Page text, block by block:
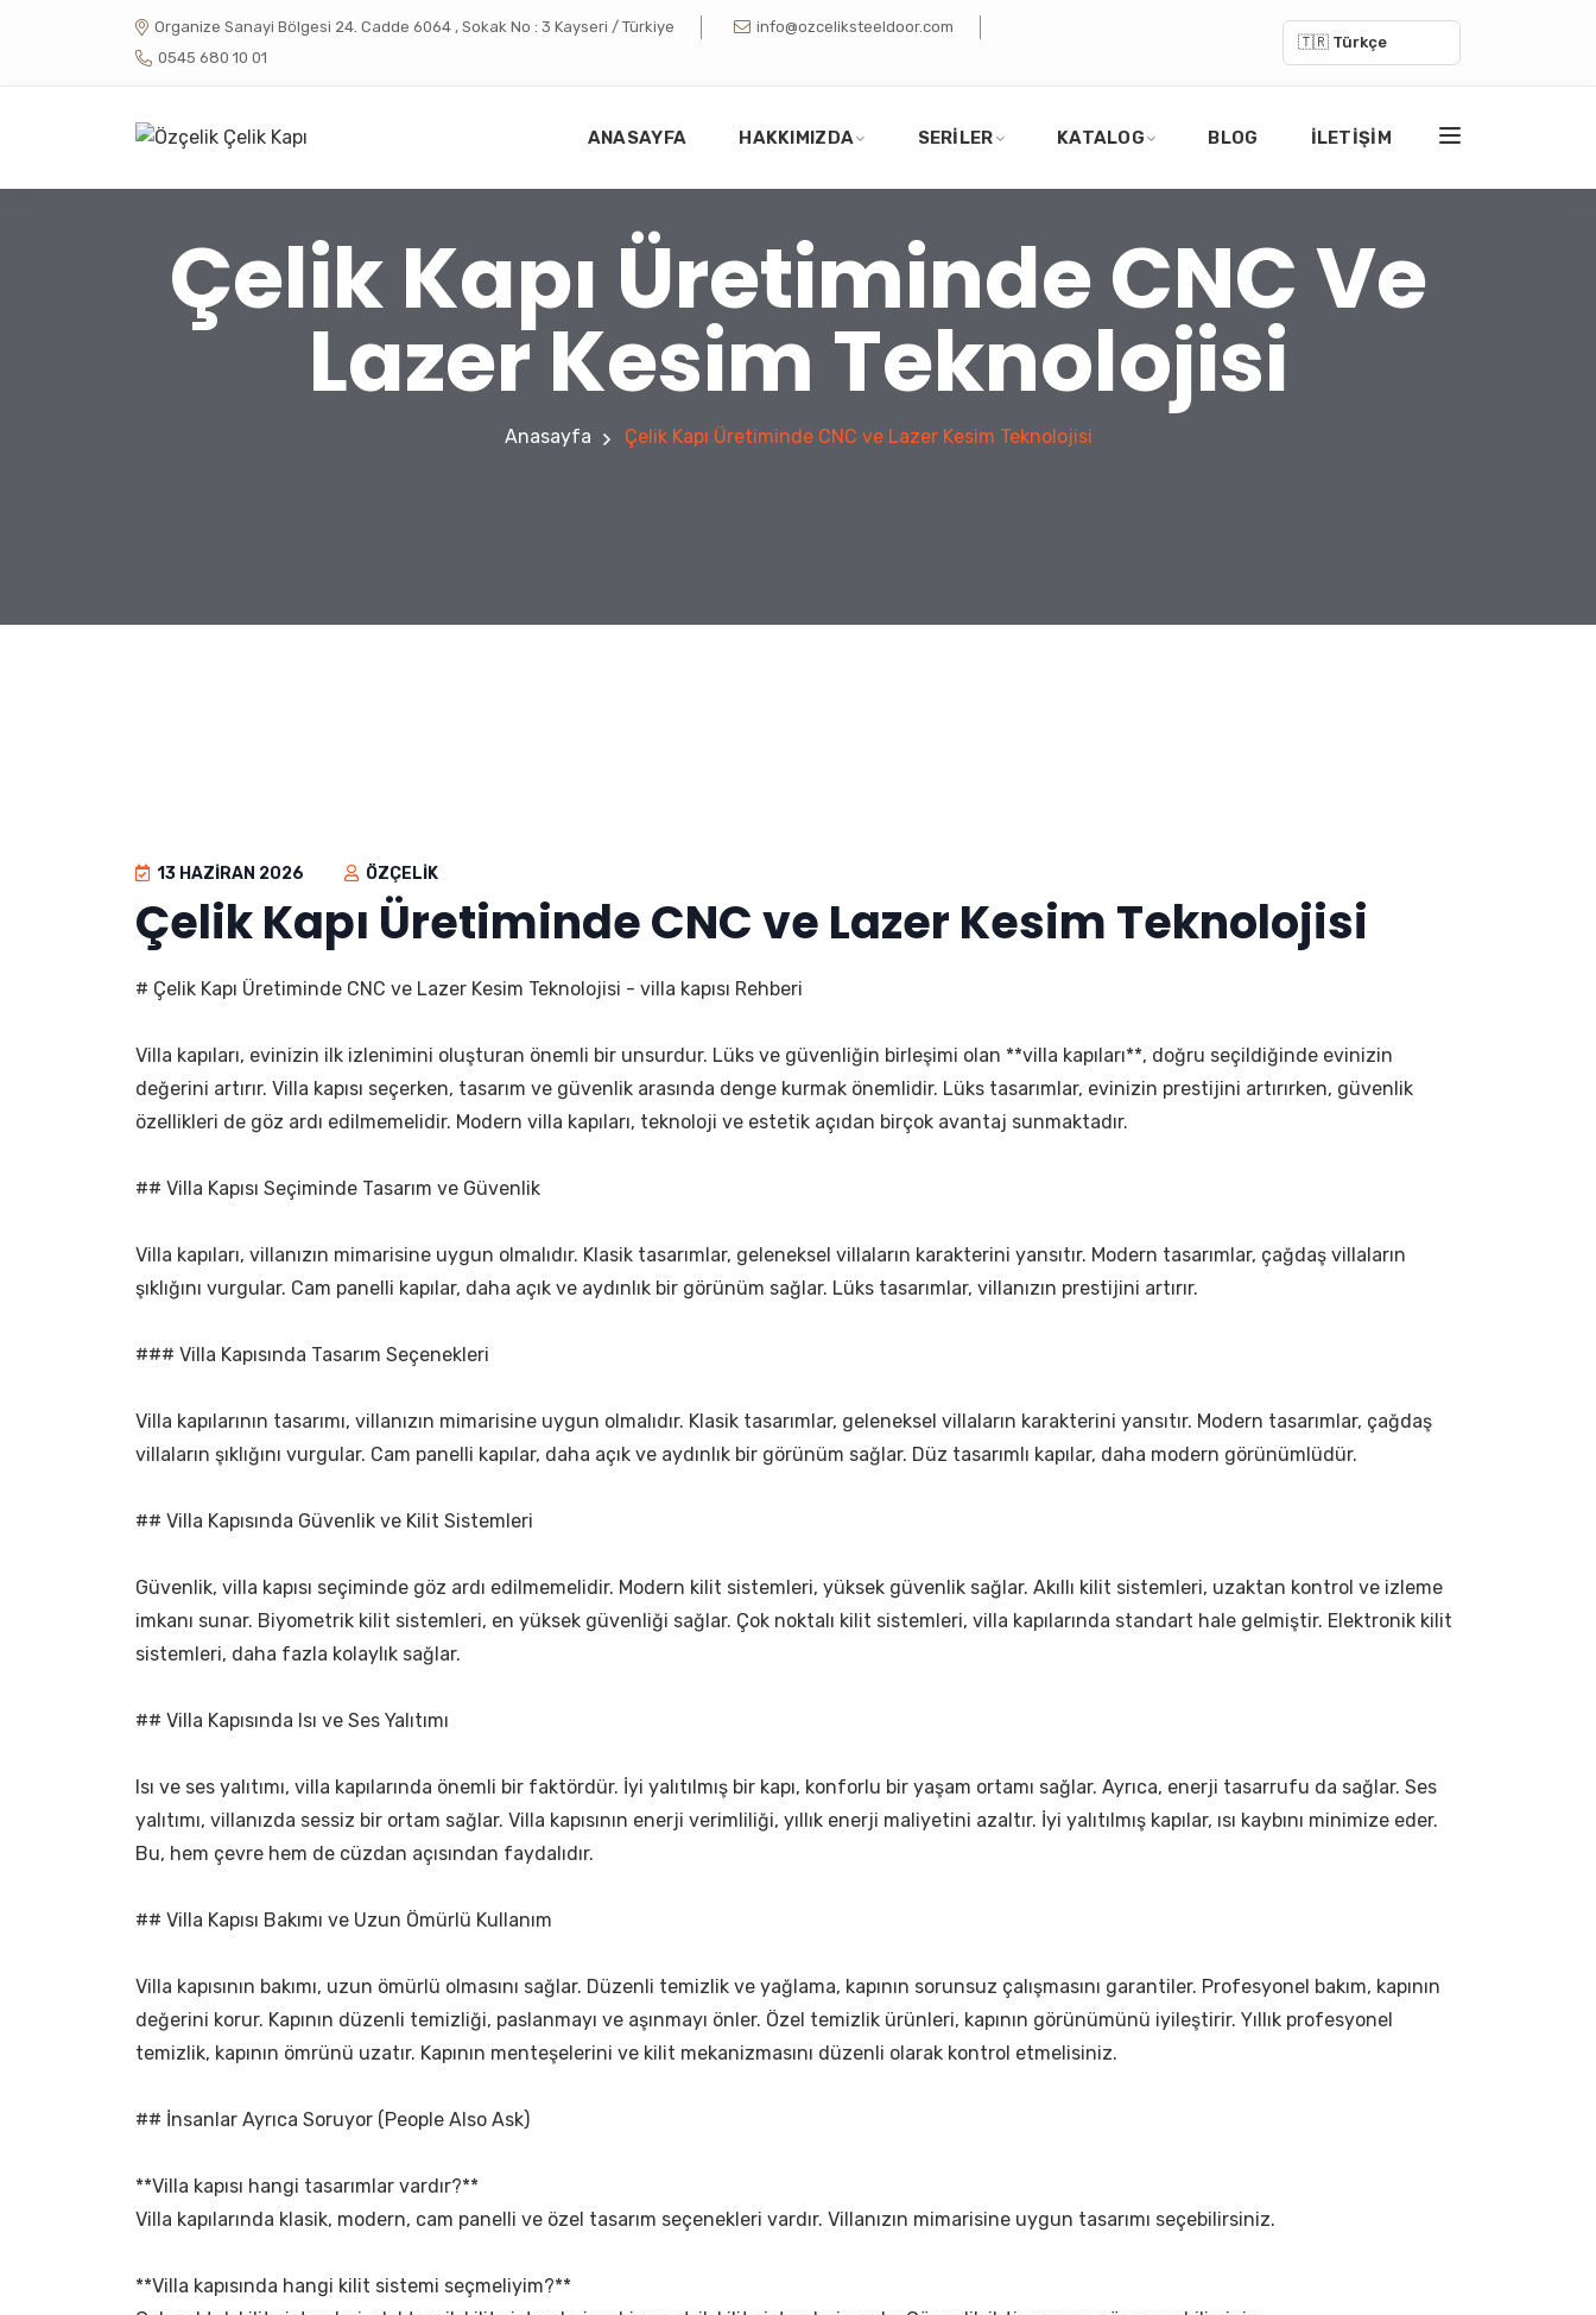
Organize Sanayi Bölgesi 24. Cadde 6064 , Sokak No : 3 Kayseri / Türkiye
info@ozceliksteeldoor.com
0545 680 10 01
🇹🇷 Türkçe
ANASAYFA HAKKIMIZDA SERILER KATALOG BLOG İLETIŞIM
Çelik Kapı Üretiminde CNC Ve
Lazer Kesim Teknolojisi
Anasayfa Çelik Kapı Üretiminde CNC ve Lazer Kesim Teknolojisi
13 HAZIRAN 2026 ÖZÇELIK
Çelik Kapı Üretiminde CNC ve Lazer Kesim Teknolojisi
# Çelik Kapı Üretiminde CNC ve Lazer Kesim Teknolojisi - villa kapısı Rehberi
Villa kapıları, evinizin ilk izlenimini oluşturan önemli bir unsurdur. Lüks ve güvenliğin birleşimi olan **villa kapıları**, doğru seçildiğinde evinizin
değerini artırır. Villa kapısı seçerken, tasarım ve güvenlik arasında denge kurmak önemlidir. Lüks tasarımlar, evinizin prestijini artırırken, güvenlik
özellikleri de göz ardı edilmemelidir. Modern villa kapıları, teknoloji ve estetik açıdan birçok avantaj sunmaktadır.
## Villa Kapısı Seçiminde Tasarım ve Güvenlik
Villa kapıları, villanızın mimarisine uygun olmalıdır. Klasik tasarımlar, geleneksel villaların karakterini yansıtır. Modern tasarımlar, çağdaş villaların
şıklığını vurgular. Cam panelli kapılar, daha açık ve aydınlık bir görünüm sağlar. Lüks tasarımlar, villanızın prestijini artırır.
### Villa Kapısında Tasarım Seçenekleri
Villa kapılarının tasarımı, villanızın mimarisine uygun olmalıdır. Klasik tasarımlar, geleneksel villaların karakterini yansıtır. Modern tasarımlar, çağdaş
villaların şıklığını vurgular. Cam panelli kapılar, daha açık ve aydınlık bir görünüm sağlar. Düz tasarımlı kapılar, daha modern görünümlüdür.
## Villa Kapısında Güvenlik ve Kilit Sistemleri
Güvenlik, villa kapısı seçiminde göz ardı edilmemelidir. Modern kilit sistemleri, yüksek güvenlik sağlar. Akıllı kilit sistemleri, uzaktan kontrol ve izleme
imkanı sunar. Biyometrik kilit sistemleri, en yüksek güvenliği sağlar. Çok noktalı kilit sistemleri, villa kapılarında standart hale gelmiştir. Elektronik kilit
sistemleri, daha fazla kolaylık sağlar.
## Villa Kapısında Isı ve Ses Yalıtımı
Isı ve ses yalıtımı, villa kapılarında önemli bir faktördür. İyi yalıtılmış bir kapı, konforlu bir yaşam ortamı sağlar. Ayrıca, enerji tasarrufu da sağlar. Ses
yalıtımı, villanızda sessiz bir ortam sağlar. Villa kapısının enerji verimliliği, yıllık enerji maliyetini azaltır. İyi yalıtılmış kapılar, ısı kaybını minimize eder.
Bu, hem çevre hem de cüzdan açısından faydalıdır.
## Villa Kapısı Bakımı ve Uzun Ömürlü Kullanım
Villa kapısının bakımı, uzun ömürlü olmasını sağlar. Düzenli temizlik ve yağlama, kapının sorunsuz çalışmasını garantiler. Profesyonel bakım, kapının
değerini korur. Kapının düzenli temizliği, paslanmayı ve aşınmayı önler. Özel temizlik ürünleri, kapının görünümünü iyileştirir. Yıllık profesyonel
temizlik, kapının ömrünü uzatır. Kapının menteşelerini ve kilit mekanizmasını düzenli olarak kontrol etmelisiniz.
## İnsanlar Ayrıca Soruyor (People Also Ask)
**Villa kapısı hangi tasarımlar vardır?**
Villa kapılarında klasik, modern, cam panelli ve özel tasarım seçenekleri vardır. Villanızın mimarisine uygun tasarımı seçebilirsiniz.
**Villa kapısında hangi kilit sistemi seçmeliyim?**